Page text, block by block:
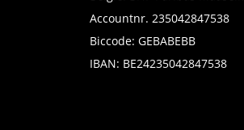
Accountnr. 235042847538
Biccode: GEBABEBB
IBAN: BE24235042847538